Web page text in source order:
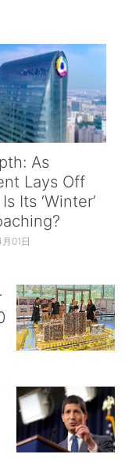
As
Lays Off
Its ‘Winter’
01日